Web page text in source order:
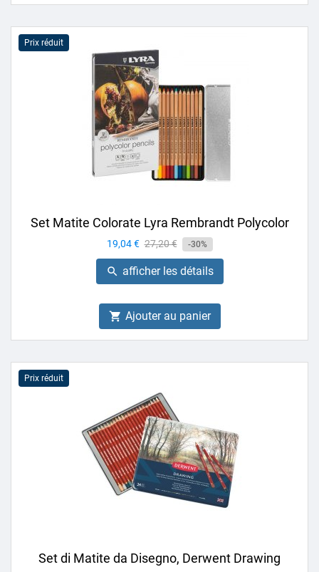
Prix réduit
Set Matite Colorate Lyra Rembrandt Polycolor
Prix
19,04 € Prix
de
base
27,20 € -30%
 afficher les détails
 Ajouter au panier
Prix réduit
Set di Matite da Disegno, Derwent Drawing